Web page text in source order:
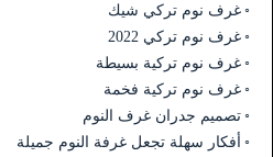
غرف نوم تركي شيك
غرف نوم تركي 2022
غرف نوم تركية بسيطة
غرف نوم تركية فخمة
تصميم جدران غرف النوم
أفكار سهلة تجعل غرفة النوم جميلة